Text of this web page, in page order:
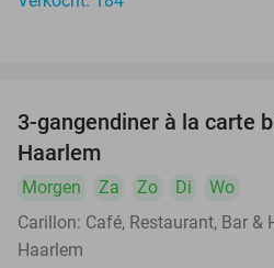
3-gangendiner à la carte
Haarlem
Morgen Za Zo Di
Wo
Carillon: Café, Restaurant, Bar &
Haarlem